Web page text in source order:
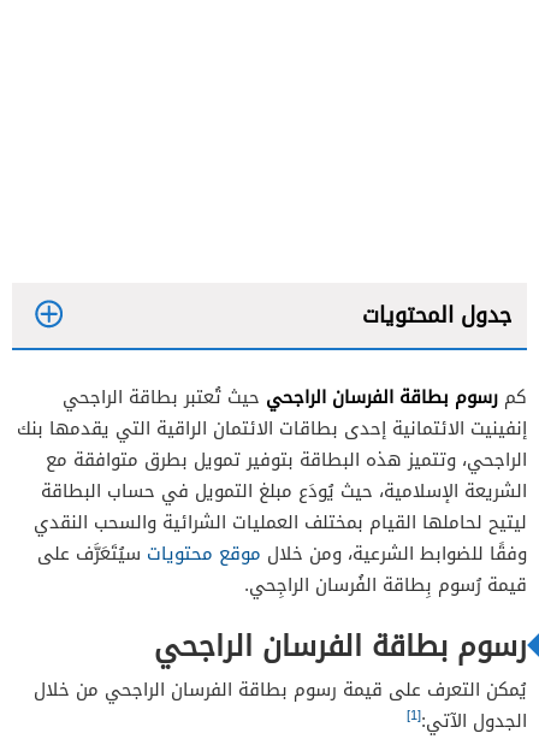
جدول المحتويات
كم رسوم بطاقة الفرسان الراجحي حيث تُعتبر بطاقة الراجحي
إنفينيت الائتمانية إحدى بطاقات الائتمان الراقية التي يقدمها بنك
الراجحي، وتتميز هذه البطاقة بتوفير تمويل بطرق متوافقة مع
الشريعة الإسلامية، حيث يُودَع مبلغ التمويل في حساب البطاقة
ليتيح لحاملها القيام بمختلف العمليات الشرائية والسحب النقدي
وفقًا للضوابط الشرعية، ومن خلال موقع محتويات سيُتَعَرَّف على
قيمة رُسوم بِطاقة الفُرسان الراجِحي.
رسوم بطاقة الفرسان الراجحي
يُمكن التعرف على قيمة رسوم بطاقة الفرسان الراجحي من خلال
الجدول الآتي:[1]